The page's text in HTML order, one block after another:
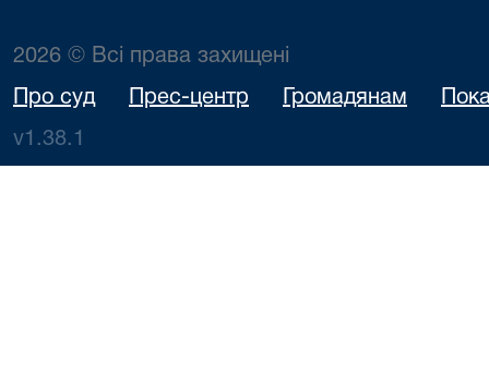
2026 © Всі права захищені
Про суд Прес-центр Громадянам
v1.38.1